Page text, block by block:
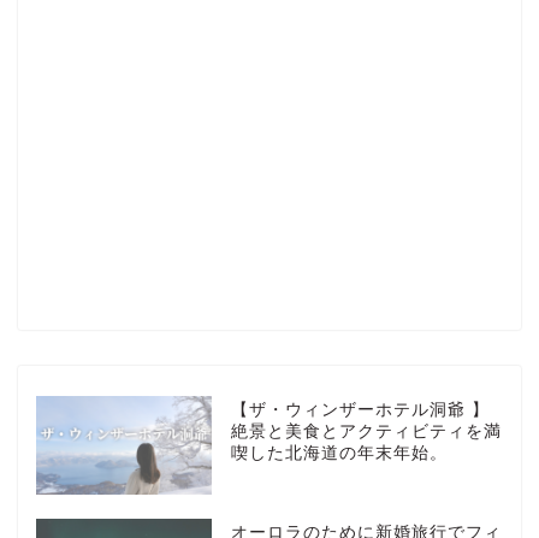
【ザ・ウィンザーホテル洞爺 】
絶景と美食とアクティビティを満
喫した北海道の年末年始。
オーロラのために新婚旅行でフィ
HOTEL
MarriottBonvoy